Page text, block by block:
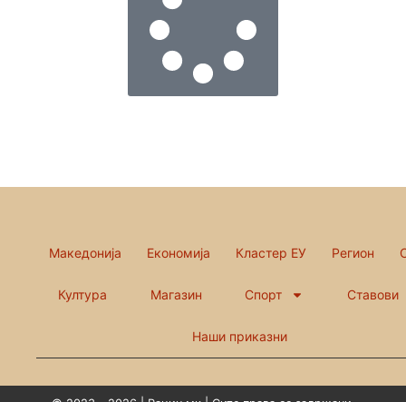
Македонија Економија Кластер ЕУ Регион
Култура Магазин Спорт Ставови
Наши приказни